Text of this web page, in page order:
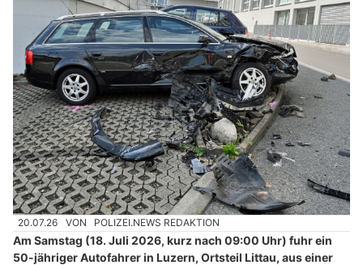
20.07.26 VON POLIZEI.NEWS REDAKTION
Am Samstag (18. Juli 2026, kurz nach 09:00 Uhr) fuhr ein
50-jähriger Autofahrer in Luzern, Ortsteil Littau, aus einer